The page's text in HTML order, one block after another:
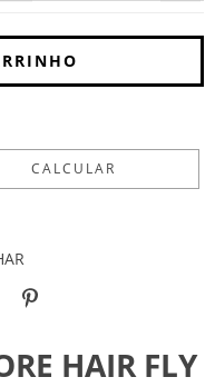
CALCULAR
HAIR FLY